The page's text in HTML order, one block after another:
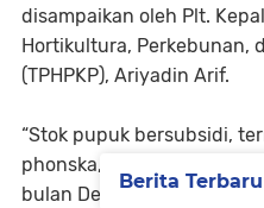
disampaikan oleh Plt.
Hortikultura, Perkebunan,
(TPHPKP), Ariyadin Arif.
“Stok pupuk bersubsidi,
phonska, dan NPK
bulan Desember,”
Berita Terbaru